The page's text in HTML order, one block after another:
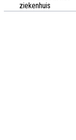
ziekenhuis